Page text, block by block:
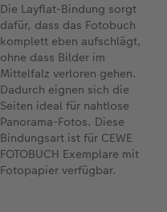
Die Layflat-Bindung sorgt
dafür, dass das Fotobuch
komplett eben aufschlägt,
ohne dass Bilder im
Mittelfalz verloren gehen.
Dadurch eignen sich die
Seiten ideal für nahtlose
Panorama-Fotos. Diese
Bindungsart ist für CEWE
FOTOBUCH Exemplare mit
Fotopapier verfügbar.